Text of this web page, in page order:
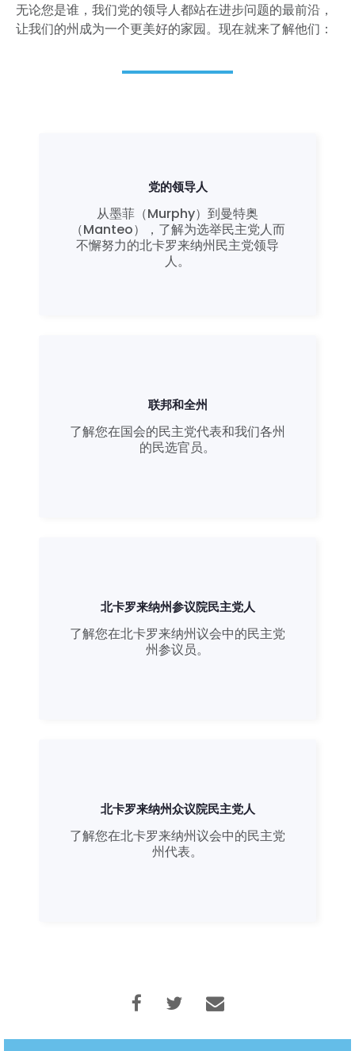
新闻
无论您是谁，我们党的领导人都站在进步问题的最前沿，
让我们的州成为一个更美好的家园。现在就来了解他们：
党的领导人
从墨菲（Murphy）到曼特奥
（Manteo），了解为选举民主党人而
不懈努力的北卡罗来纳州民主党领导
人。
联邦和全州
了解您在国会的民主党代表和我们各州
的民选官员。
北卡罗来纳州参议院民主党人
了解您在北卡罗来纳州议会中的民主党
州参议员。
北卡罗来纳州众议院民主党人
了解您在北卡罗来纳州议会中的民主党
州代表。